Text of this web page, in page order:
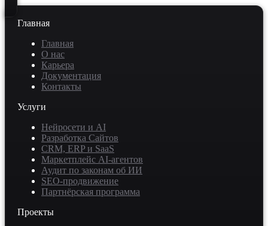
Главная
Главная
О нас
Карьера
Документация
Контакты
Услуги
Нейросети и AI
Разработка Сайтов
CRM, ERP и SaaS
Маркетплейс AI-агентов
Аудит по законам об ИИ
SEO-продвижение
Партнёрская программа
Проекты